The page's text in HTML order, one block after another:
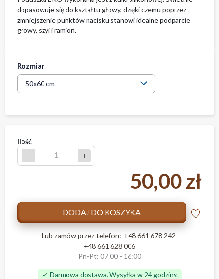
dopasowuje się do kształtu głowy, dzięki czemu poprzez
zmniejszenie punktów nacisku stanowi idealne podparcie
głowy, szyi i ramion.
Rozmiar
Ilość
-
+
50,00 zł
DODAJ DO KOSZYKA
Lub zamów przez telefon: +48 661 678 242
+48 661 628 006
Pn-Pt: 07:00 - 16:00
 Darmowa dostawa. Wysyłka w 24 godziny.